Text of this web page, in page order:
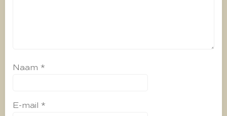
Naam *
E-mail *